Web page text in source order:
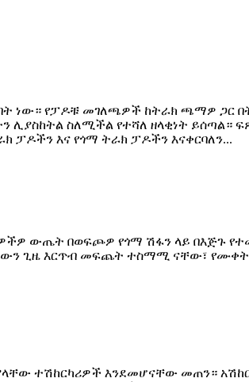
ነው። የፓዶቹ መገለጫዎች ከትራክ ጫማዎ ጋር
ሊያስከትል ስለሚችል የተሻለ ዘላቂነት ይሰጣል።
እና የጎማ ትራክ ፓዶችን እናቀርባለን...
ውጤት በወፍጮዎ የጎማ ሽፋን ላይ በእጅጉ
ጊዜ እርጥብ መፍጨት ተስማሚ ናቸው፣ የሙቀት
ተሽከርካሪዎች እንደመሆናቸው መጠን።